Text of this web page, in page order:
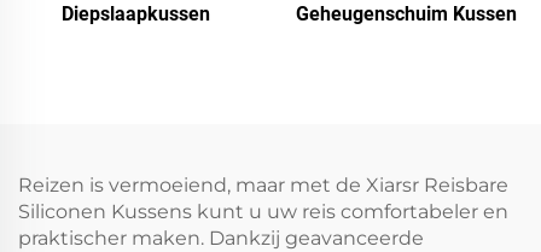
Diepslaapkussen
Geheugenschuim Kussen
Reizen is vermoeiend, maar met de Xiarsr Reisbare
Siliconen Kussens kunt u uw reis comfortabeler en
praktischer maken. Dankzij geavanceerde